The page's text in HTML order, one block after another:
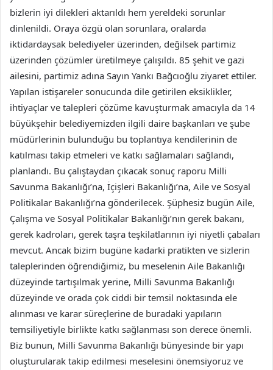
bizlerin iyi dilekleri aktarıldı hem yereldeki sorunlar
dinlenildi. Oraya özgü olan sorunlara, oralarda
iktidardaysak belediyeler üzerinden, değilsek partimiz
üzerinden çözümler üretilmeye çalışıldı. 85 şehit ve gazi
ailesini, partimiz adına Sayın Yankı Bağcıoğlu ziyaret ettiler.
Yapılan istişareler sonucunda dile getirilen eksiklikler,
ihtiyaçlar ve talepleri çözüme kavuşturmak amacıyla da 14
büyükşehir belediyemizden ilgili daire başkanları ve şube
müdürlerinin bulunduğu bu toplantıya kendilerinin de
katılması takip etmeleri ve katkı sağlamaları sağlandı,
planlandı. Bu çalıştaydan çıkacak sonuç raporu Milli
Savunma Bakanlığı’na, İçişleri Bakanlığı’na, Aile ve Sosyal
Politikalar Bakanlığı’na gönderilecek. Şüphesiz bugün Aile,
Çalışma ve Sosyal Politikalar Bakanlığı’nın gerek bakanı,
gerek kadroları, gerek taşra teşkilatlarının iyi niyetli çabaları
mevcut. Ancak bizim bugüne kadarki pratikten ve sizlerin
taleplerinden öğrendiğimiz, bu meselenin Aile Bakanlığı
düzeyinde tartışılmak yerine, Milli Savunma Bakanlığı
düzeyinde ve orada çok ciddi bir temsil noktasında ele
alınması ve karar süreçlerine de buradaki yapıların
temsiliyetiyle birlikte katkı sağlanması son derece önemli.
Biz bunun, Milli Savunma Bakanlığı bünyesinde bir yapı
oluşturularak takip edilmesi meselesini önemsiyoruz ve